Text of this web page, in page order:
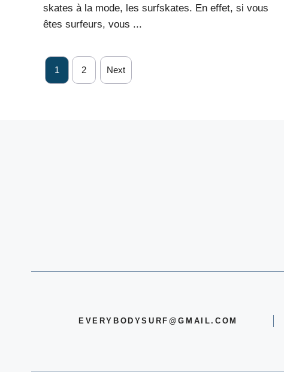
skates à la mode, les surfskates. En effet, si vous
êtes surfeurs, vous ...
1 2 Next
EVERYBODYSURF@GMAIL.COM